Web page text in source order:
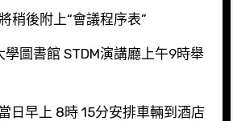
稍後附上“會議程序表”
圖書館 STDM演講廳上午9時舉
日早上 8時 15分安排車輛到酒店